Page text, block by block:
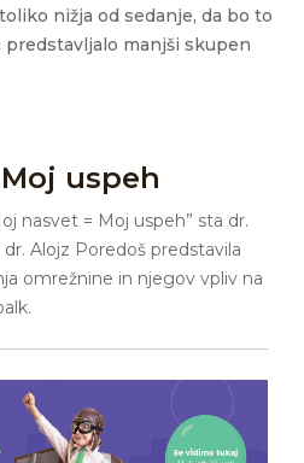
toliko nižja od sedanje, da bo to
manjši skupen
uspeh
nasvet = Moj uspeh” sta dr.
Alojz Poredoš predstavila
omrežnine in njegov vpliv na